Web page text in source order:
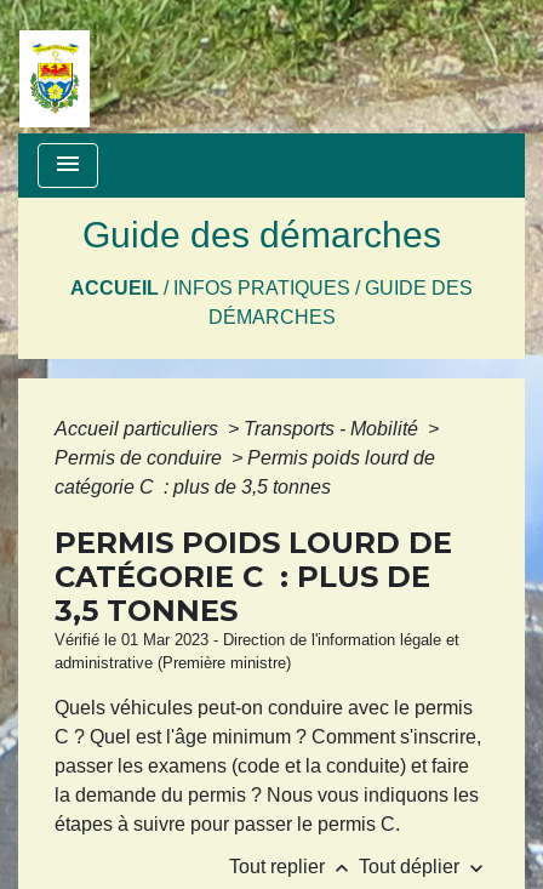
menu
Guide des démarches
ACCUEIL / INFOS PRATIQUES /GUIDE DES
DÉMARCHES
Accueil particuliers > Transports - Mobilité >
Permis de conduire > Permis poids lourd de
catégorie C : plus de 3,5 tonnes
PERMIS POIDS LOURD DE
CATÉGORIE C : PLUS DE
3,5 TONNES
Vérifié le 01 Mar 2023 - Direction de l'information légale et
administrative (Première ministre)
Quels véhicules peut-on conduire avec le permis
C ? Quel est l'âge minimum ? Comment s'inscrire,
passer les examens (code et la conduite) et faire
la demande du permis ? Nous vous indiquons les
étapes à suivre pour passer le permis C.
Tout replier keyboard_arrow_up Tout déplier keyboard_arrow_down